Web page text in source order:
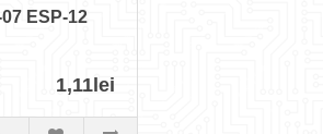
ESP-12
1,11lei